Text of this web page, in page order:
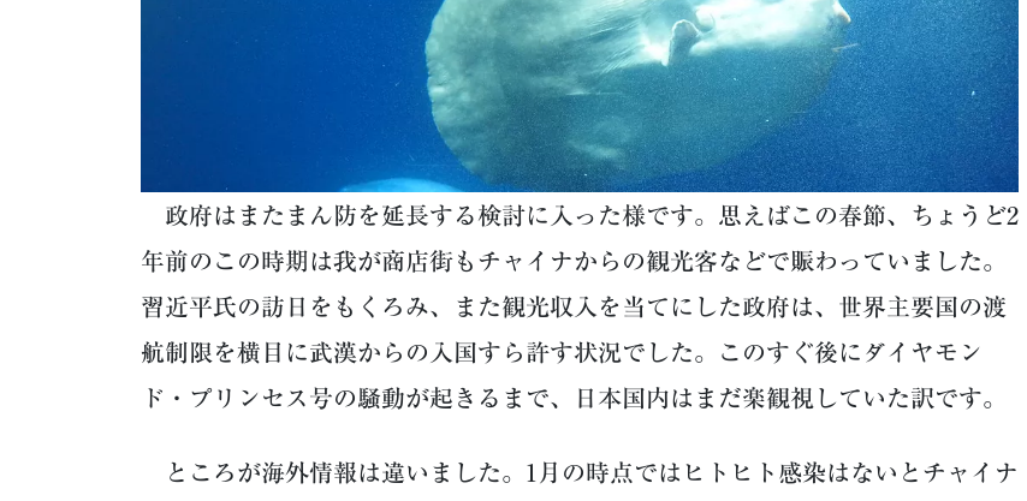
政府はまたまん防を延長する検討に入った様です。思えばこの春節、ちょうど2
年前のこの時期は我が商店街もチャイナからの観光客などで賑わっていました。
習近平氏の訪日をもくろみ、また観光収入を当てにした政府は、世界主要国の渡
航制限を横目に武漢からの入国すら許す状況でした。このすぐ後にダイヤモン
ド・プリンセス号の騒動が起きるまで、日本国内はまだ楽観視していた訳です。
ところが海外情報は違いました。1月の時点ではヒトヒト感染はないとチャイナ